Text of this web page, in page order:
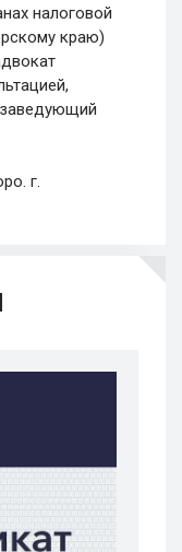
налоговой
краю)
г.